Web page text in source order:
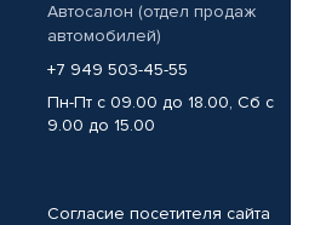
Автосалон (отдел продаж
автомобилей)
+7 949 503-45-55
Пн-Пт с 09.00 до 18.00, Сб с
9.00 до 15.00
Согласие посетителя сайта